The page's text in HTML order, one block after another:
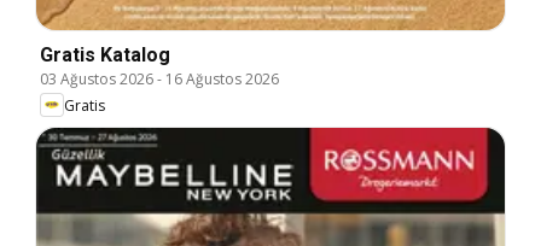
Gratis Katalog
03 Ağustos 2026- 16 Ağustos 2026
Gratis